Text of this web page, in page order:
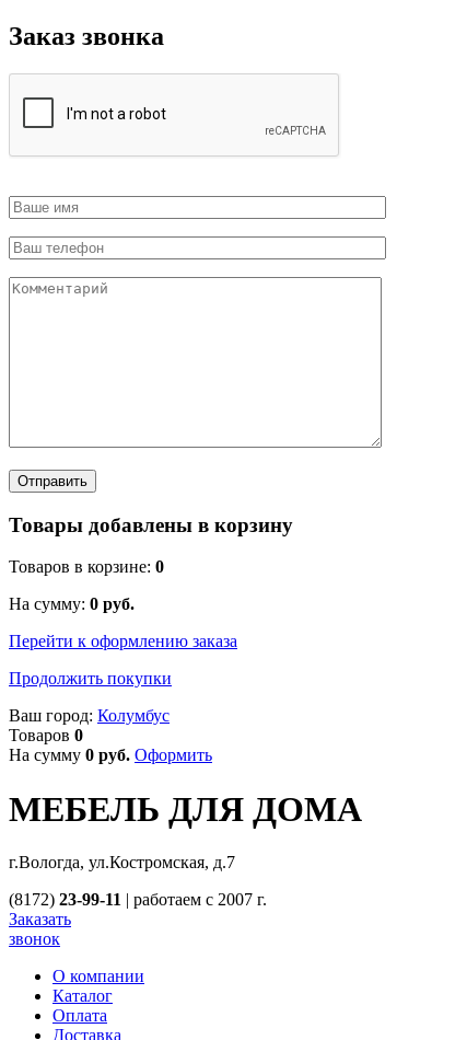
Заказ звонка
Товары добавлены в корзину
Товаров в корзине: 0
На сумму: 0 руб.
Перейти к оформлению заказа
Продолжить покупки
Ваш город: Колумбус
Товаров 0
На сумму 0 руб. Оформить
МЕБЕЛЬ ДЛЯ ДОМА
г.Вологда, ул.Костромская, д.7
(8172) 23-99-11 | работаем с 2007 г.
Заказать
звонок
О компании
Каталог
Оплата
Доставка